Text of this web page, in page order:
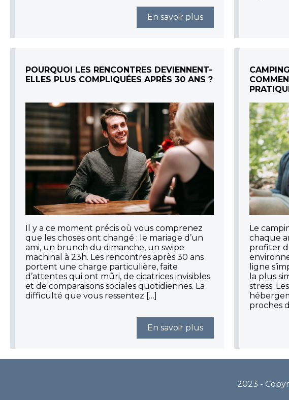
En savoir plus
POURQUOI LES RENCONTRES DEVIENNENT-
ELLES PLUS COMPLIQUÉES APRÈS 30 ANS ?
Il y a ce moment précis où vous comprenez
que les choses ont changé : le mariage d’un
ami, un brunch du dimanche, un swipe
machinal à 23h. Les rencontres après 30 ans
portent une charge particulière, faite
d’attentes qui ont mûri, de cicatrices invisibles
et de comparaisons sociales quotidiennes. La
difficulté que vous ressentez […]
En savoir plus
Le
chaque
profiter
ligne
la plus
stress.
proches
2023 -